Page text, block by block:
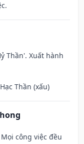
Thần'. Xuất hành
Thần (xấu)
Mọi công việc đều